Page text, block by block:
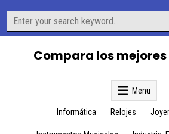
content
Search
for:
Compara los
Menu
Informática Relojes